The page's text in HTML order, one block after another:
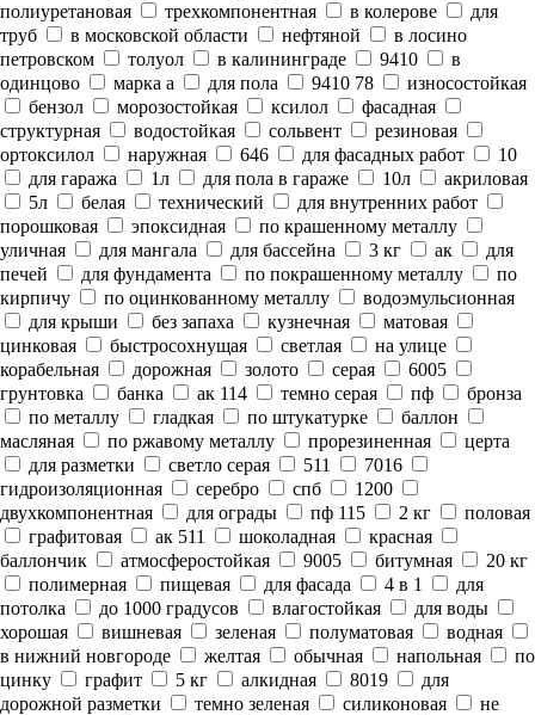
полиуретановая
трехкомпонентная в колерове
для
труб
в московской области нефтяной
в лосино
петровском
толуол в калининграде 9410
в
одинцово
марка а для пола 9410 78
износостойкая
бензол
морозостойкая ксилол
фасадная
структурная
водостойкая сольвент
резиновая
ортоксилол
наружная 646 для фасадных работ
10
для гаража
1л для пола в гараже 10л
акриловая
5л
белая технический
для внутренних работ
порошковая
эпоксидная
по крашенному металлу
уличная
для мангала для бассейна 3 кг ак
для
печей
для фундамента по покрашенному металлу
по
кирпичу
по оцинкованному металлу
водоэмульсионная
для крыши
без запаха кузнечная
матовая
цинковая
быстросохнущая светлая
на улице
корабельная
дорожная золото серая
6005
грунтовка
банка ак 114 темно серая пф
бронза
по металлу
гладкая по штукатурке
баллон
масляная
по ржавому металлу прорезиненная
церта
для разметки
светло серая 511
7016
гидроизоляционная
серебро спб
1200
двухкомпонентная
для ограды пф 115 2 кг
половая
графитовая
ак 511 шоколадная
красная
баллончик
атмосферостойкая 9005 битумная
20 кг
полимерная
пищевая для фасада 4 в 1
для
потолка
до 1000 градусов влагостойкая
для воды
хорошая
вишневая зеленая полуматовая
водная
в нижний новгороде
желтая обычная напольная
по
цинку
графит 5 кг алкидная 8019
для
дорожной разметки
темно зеленая силиконовая
не